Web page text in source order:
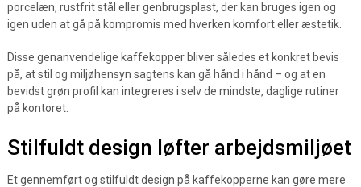
porcelæn, rustfrit stål eller genbrugsplast, der kan bruges igen og
igen uden at gå på kompromis med hverken komfort eller æstetik.
Disse genanvendelige kaffekopper bliver således et konkret bevis
på, at stil og miljøhensyn sagtens kan gå hånd i hånd – og at en
bevidst grøn profil kan integreres i selv de mindste, daglige rutiner
på kontoret.
Stilfuldt design løfter arbejdsmiljøet
Et gennemført og stilfuldt design på kaffekopperne kan gøre mere